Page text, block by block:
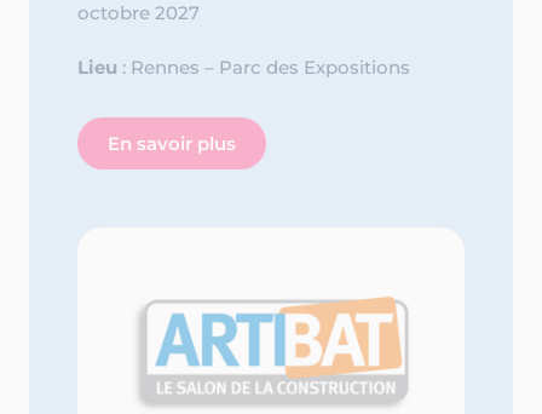
octobre 2027
Lieu : Rennes – Parc des Expositions
En savoir plus